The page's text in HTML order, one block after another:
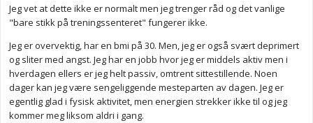
Jeg vet at dette ikke er normalt men jeg trenger råd og det vanlige
"bare stikk på treningssenteret" fungerer ikke.
Jeg er overvektig, har en bmi på 30. Men, jeg er også svært deprimert
og sliter med angst. Jeg har en jobb hvor jeg er middels aktiv men i
hverdagen ellers er jeg helt passiv, omtrent sittestillende. Noen
dager kan jeg være sengeliggende mesteparten av dagen. Jeg er
egentlig glad i fysisk aktivitet, men energien strekker ikke til og jeg
kommer meg liksom aldri i gang.